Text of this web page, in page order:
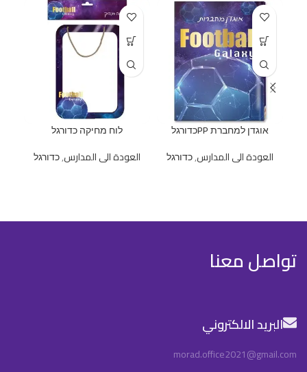
אוגדן למחברת PPכדורגל
العودة الى المدارس,כדורגל
לוח מחיקה כדורגל
العودة الى المدارس,כדורגל
تواصل معنا
البريد الالكتروني
morad.office2021@gmail.com